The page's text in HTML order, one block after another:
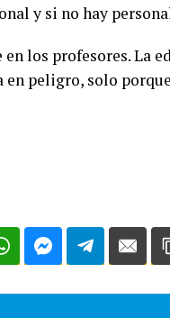
y si no hay
los profesores. La
peligro, solo